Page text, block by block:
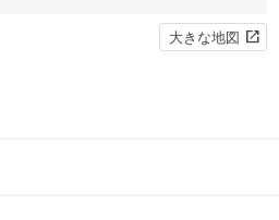
大きな地図